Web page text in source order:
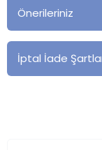
Önerileriniz
İptal İade